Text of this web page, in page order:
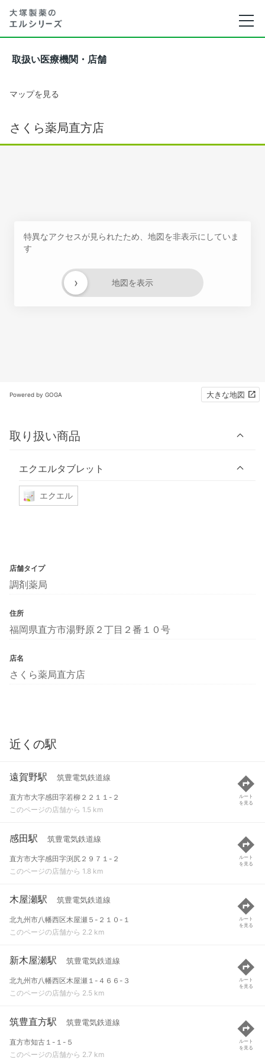
取扱い医療機関・店舗
マップを見る
さくら薬局直方店
特異なアクセスが見られたため、地図を非表示にしていま
す
地図を表示
›
Powered by GOGA 大きな地図
取り扱い商品
エクエルタブレット
エクエル
店舗タイプ
調剤薬局
住所
福岡県直方市湯野原２丁目２番１０号
店名
さくら薬局直方店
近くの駅
遠賀野駅 筑豊電気鉄道線
直方市大字感田字若柳２２１１-２
このページの店舗から 1.5 km
ルート
を見る
感田駅 筑豊電気鉄道線
直方市大字感田字渕尻２９７１-２
このページの店舗から 1.8 km
ルート
を見る
木屋瀬駅 筑豊電気鉄道線
北九州市八幡西区木屋瀬５-２１０-１
このページの店舗から 2.2 km
ルート
を見る
新木屋瀬駅 筑豊電気鉄道線
北九州市八幡西区木屋瀬１-４６６-３
このページの店舗から 2.5 km
ルート
を見る
筑豊直方駅 筑豊電気鉄道線
直方市知古１-１-５
このページの店舗から 2.7 km
ルート
を見る